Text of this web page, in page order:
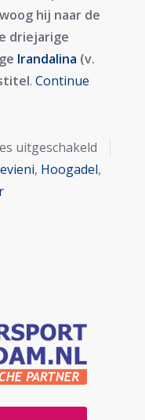
hij naar de
driejarige
Irandalina (v.
. Continue
uitgeschakeld
, Hoogadel,